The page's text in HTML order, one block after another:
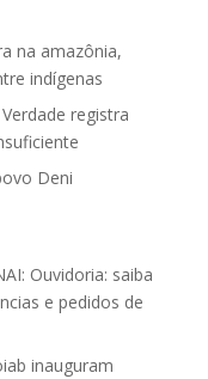
na amazônia,
indígenas
registra
Deni
Ouvidoria: saiba
e pedidos de
inauguram